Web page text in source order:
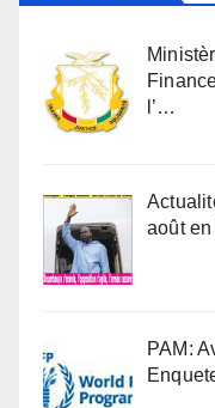
l’…
août
PAM: